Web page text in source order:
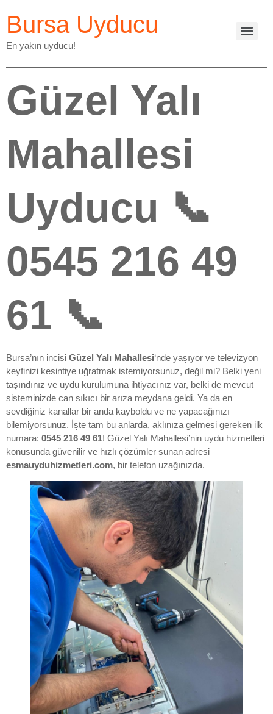
Bursa Uyducu
En yakın uyducu!
Güzel Yalı
Mahallesi
Uyducu 📞
0545 216 49
61 📞
Bursa’nın incisi Güzel Yalı Mahallesi‘nde yaşıyor ve televizyon
keyfinizi kesintiye uğratmak istemiyorsunuz, değil mi? Belki yeni
taşındınız ve uydu kurulumuna ihtiyacınız var, belki de mevcut
sisteminizde can sıkıcı bir arıza meydana geldi. Ya da en
sevdiğiniz kanallar bir anda kayboldu ve ne yapacağınızı
bilemiyorsunuz. İşte tam bu anlarda, aklınıza gelmesi gereken ilk
numara: 0545 216 49 61! Güzel Yalı Mahallesi’nin uydu hizmetleri
konusunda güvenilir ve hızlı çözümler sunan adresi
esmauyduhizmetleri.com, bir telefon uzağınızda.